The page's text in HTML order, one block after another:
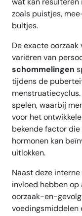
zoals puistjes,
bultjes.
De exacte
variëren van
schommelingen
tijdens de
spelen, waarbij
voor het
bekende factor
hormonen kan
uitlokken.
Naast deze
invloed hebben op
oorzaak-en-
voedingsmiddelen